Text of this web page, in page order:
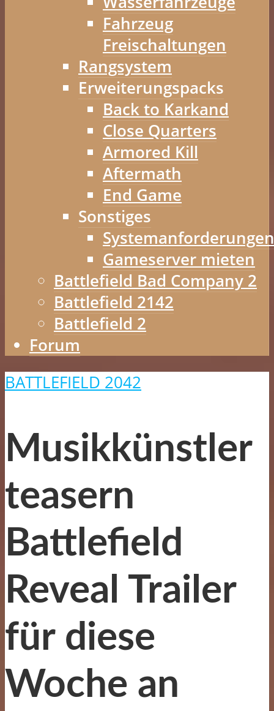
Fahrzeug
Freischaltungen
Rangsystem
Erweiterungspacks
Back to Karkand
Close Quarters
Armored Kill
Aftermath
End Game
Sonstiges
Systemanforderungen
Gameserver mieten
Battlefield Bad Company 2
Battlefield 2142
Battlefield 2
Forum
BATTLEFIELD 2042
Musikkünstler
teasern
Battlefield
Reveal Trailer
für diese
Woche an